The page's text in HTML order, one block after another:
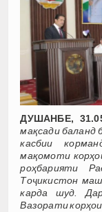
ДУШАНБЕ,
мақсади баланд
касбии
мақомоти
роҳбарияти
Тоҷикистон
карда шуд.
Вазорати